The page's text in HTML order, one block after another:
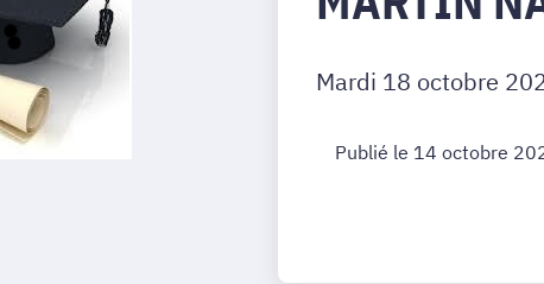
Mardi 18 octobre
Publié le 14 octobre